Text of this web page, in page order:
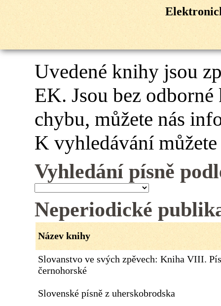
Uvedené knihy jsou
EK. Jsou bez
chybu, můžete nás
K vyhledávání
Vyhledání písně
Neperiodické
Název knihy
Slovanstvo ve svých zpěvech: Kniha VIII.
černohorské
Slovenské písně z uherskobrodska